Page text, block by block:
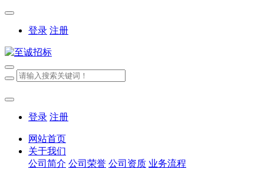
登录 注册
登录 注册
网站首页
关于我们
公司简介 公司荣誉 公司资质 业务流程